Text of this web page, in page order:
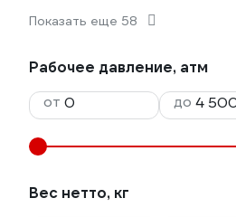
Показать еще 58
Рабочее давление, атм
от
до
Вес нетто, кг